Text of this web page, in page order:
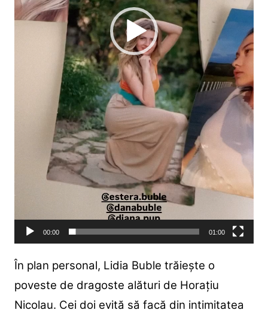
00:00 01:00
În plan personal, Lidia Buble trăiește o
poveste de dragoste alături de Horațiu
Nicolau. Cei doi evită să facă din intimitatea